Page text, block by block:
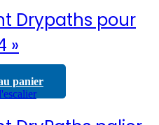
Drypaths pour
»
panier